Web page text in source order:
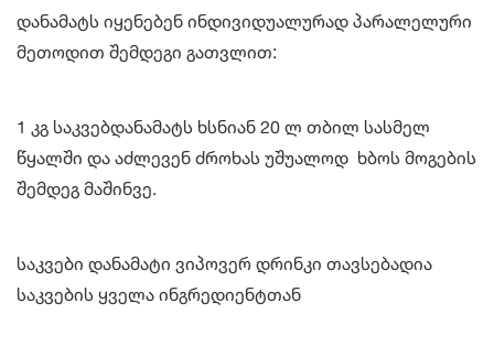
დანამატს იყენებენ ინდივიდუალურად პარალელური
მეთოდით შემდეგი გათვლით:
1 კგ საკვებდანამატს ხსნიან 20 ლ თბილ სასმელ
წყალში და აძლევენ ძროხას უშუალოდ ხბოს მოგების
შემდეგ მაშინვე.
საკვები დანამატი ვიპოვერ დრინკი თავსებადია
საკვების ყველა ინგრედიენტთან